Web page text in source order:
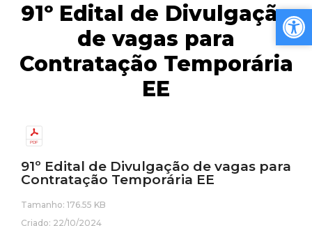
91º Edital de Divulgação
de vagas para
Contratação Temporária
EE
91º Edital de Divulgação de vagas para
Contratação Temporária EE
Tamanho: 176.55 KB
Criado: 22/10/2024